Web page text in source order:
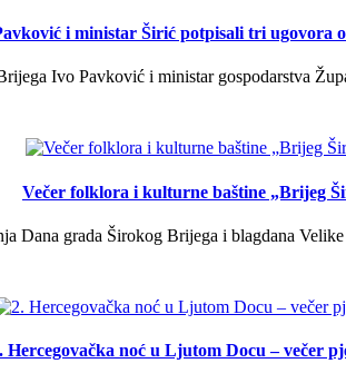
i ministar Širić potpisali tri ugovora
Ivo Pavković i ministar gospodarstva
Večer folklora i kulturne baštine „Brijeg
Dana grada Širokog Brijega i blagdana
Hercegovačka noć u Ljutom Docu – večer